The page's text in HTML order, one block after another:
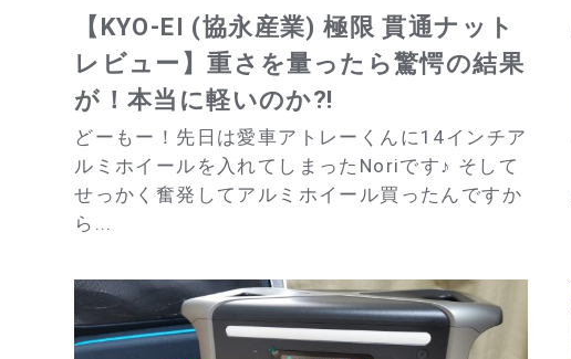
【KYO-EI (協永産業) 極限 貫通ナット
レビュー】重さを量ったら驚愕の結果
が！本当に軽いのか⁈
どーもー！先日は愛車アトレーくんに14インチア
ルミホイールを入れてしまったNoriです♪ そして
せっかく奮発してアルミホイール買ったんですか
ら...